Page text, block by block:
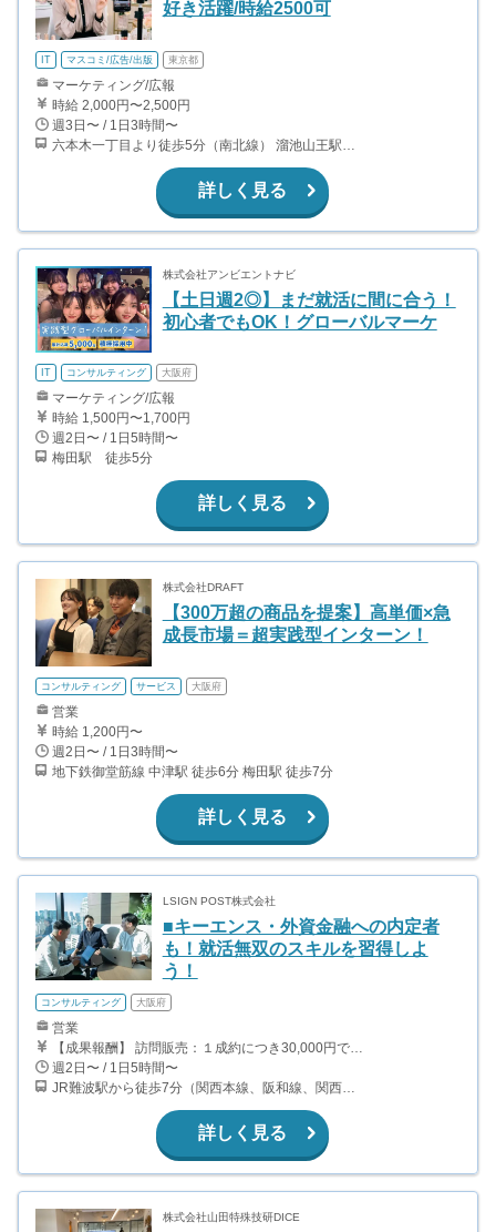
好き活躍/時給2500可
IT マスコミ/広告/出版 東京都
マーケティング/広報
時給 2,000円〜2,500円
週3日〜 / 1日3時間〜
詳しく見る
株式会社アンビエントナビ
【土日週2◎】まだ就活に間に合う！
初心者でもOK！グローバルマーケ
IT コンサルティング 大阪府
マーケティング/広報
時給 1,500円〜1,700円
週2日〜 / 1日5時間〜
梅田駅 徒歩5分
詳しく見る
株式会社DRAFT
【300万超の商品を提案】高単価×急
成長市場＝超実践型インターン！
コンサルティング サービス 大阪府
営業
時給 1,200円〜
週2日〜 / 1日3時間〜
地下鉄御堂筋線 中津駅 徒歩6分 梅田駅 徒歩7分
詳しく見る
LSIGN POST株式会社
■キーエンス・外資金融への内定者
も！就活無双のスキルを習得しよ
う！
コンサルティング 大阪府
営業
【成果報酬】 訪問販売：１成約につき30,000円です。 例えば、光インターネットの成約であれば、平均的に2.5日で1件の契約が見込めます。（12,000円/1日6時間稼働） ＜月収例＞月に100万以上稼ぐ方もいます！ ・月5件成約：150,000円 ・月15件成約：450,000円 ・月30成約：900,000円➕マネジメントインセンティブ300,000円 合計1,200,000円 時給換算で2,000円程度が、平均的なインターン生の報酬となっています。
週2日〜 / 1日5時間〜
JR難波駅から徒歩7分（関西本線、阪和線、関西空港線） 大阪難波駅から徒歩13分（近鉄奈良線、阪神なんば線） 桜川駅から徒歩4分（大阪メトロ千日前線、阪神なんば線）
詳しく見る
株式会社山田特殊技研DICE